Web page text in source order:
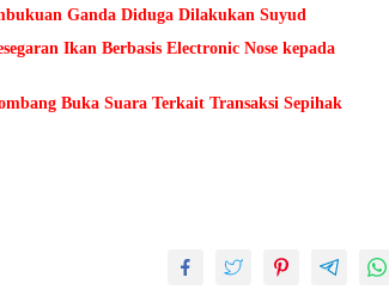
Ganda Diduga Dilakukan Suyud
Ikan Berbasis Electronic Nose kepada
Buka Suara Terkait Transaksi Sepihak